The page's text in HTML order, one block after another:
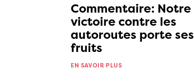
Commentaire: Notre
victoire contre les
autoroutes porte ses
fruits
EN SAVOIR PLUS